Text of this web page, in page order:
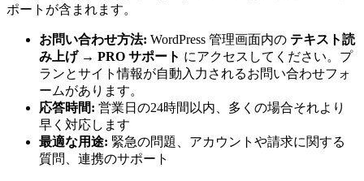
ポートが含まれます。
お問い合わせ方法: WordPress 管理画面内の テキスト読
み上げ → PRO サポート にアクセスしてください。プ
ランとサイト情報が自動入力されるお問い合わせフォ
ームがあります。
応答時間: 営業日の24時間以内、多くの場合それより
早く対応します
最適な用途: 緊急の問題、アカウントや請求に関する
質問、連携のサポート